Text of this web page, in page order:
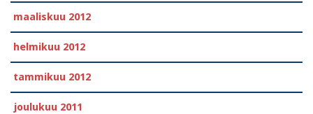
maaliskuu 2012
helmikuu 2012
tammikuu 2012
joulukuu 2011